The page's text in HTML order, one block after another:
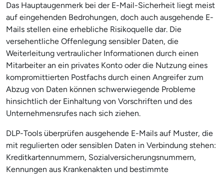
Das Hauptaugenmerk bei der E-Mail-Sicherheit liegt meist
auf eingehenden Bedrohungen, doch auch ausgehende E-
Mails stellen eine erhebliche Risikoquelle dar. Die
versehentliche Offenlegung sensibler Daten, die
Weiterleitung vertraulicher Informationen durch einen
Mitarbeiter an ein privates Konto oder die Nutzung eines
kompromittierten Postfachs durch einen Angreifer zum
Abzug von Daten können schwerwiegende Probleme
hinsichtlich der Einhaltung von Vorschriften und des
Unternehmensrufes nach sich ziehen.
DLP-Tools überprüfen ausgehende E-Mails auf Muster, die
mit regulierten oder sensiblen Daten in Verbindung stehen:
Kreditkartennummern, Sozialversicherungsnummern,
Kennungen aus Krankenakten und bestimmte